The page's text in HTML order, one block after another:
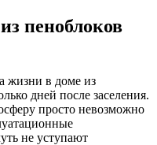
пеноблоков
жизни в доме из
дней после заселения.
просто невозможно
не уступают